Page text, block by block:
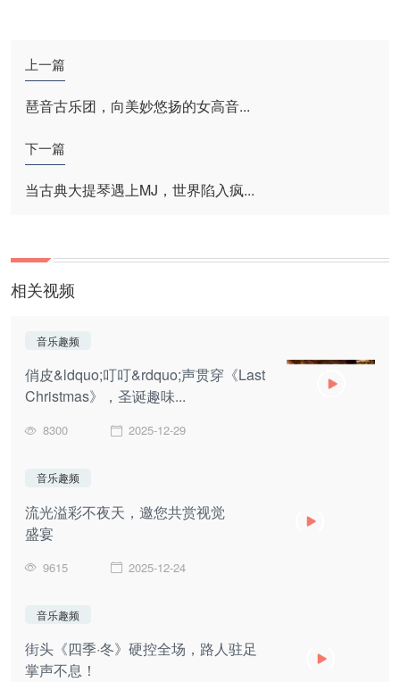
上一篇
琶音古乐团，向美妙悠扬的女高音...
下一篇
当古典大提琴遇上MJ，世界陷入疯...
相关视频
音乐趣频
俏皮&ldquo;叮叮&rdquo;声贯穿《Last
Christmas》，圣诞趣味...
8300 2025-12-29
音乐趣频
流光溢彩不夜天，邀您共赏视觉
盛宴
9615 2025-12-24
音乐趣频
街头《四季·冬》硬控全场，路人驻足
掌声不息！